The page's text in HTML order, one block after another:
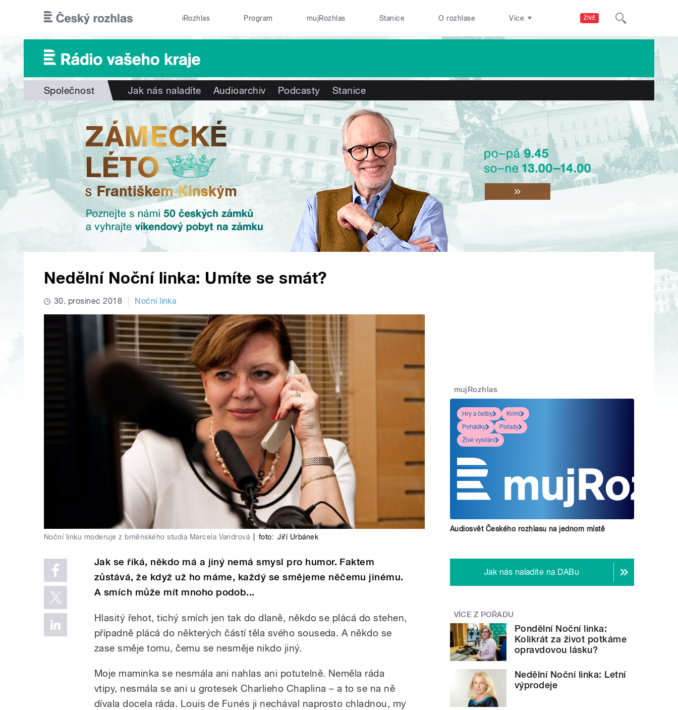
ŽIVĚ
iRozhlas Program mujRozhlas Stanice O rozhlase Více
Společnost Jak nás naladíte Audioarchiv Podcasty Stanice
Nedělní Noční linka: Umíte se smát?
30. prosinec 2018 Noční linka
Noční linku moderuje z brněnského studia Marcela Vandrová foto: Jiří Urbánek
Jak se říká, někdo má a jiný nemá smysl pro humor. Faktem
zůstává, že když už ho máme, každý se smějeme něčemu jinému.
A smích může mít mnoho podob...
Hlasitý řehot, tichý smích jen tak do dlaně, někdo se plácá do stehen,
případně plácá do některých částí těla svého souseda. A někdo se
zase směje tomu, čemu se nesměje nikdo jiný.
Moje maminka se nesmála ani nahlas ani potutelně. Neměla ráda
vtipy, nesmála se ani u grotesek Charlieho Chaplina – a to se na ně
dívala docela ráda. Louis de Funés ji nechával naprosto chladnou, my
mujRozhlas
Hry a četby
Krimi
Pohádky
Pořady
Živé vysílání
Audiosvět Českého rozhlasu na jednom místě
Jak nás naladíte na DABu
VÍCE Z POŘADU
Pondělní Noční linka:
Kolikrát za život potkáme
opravdovou lásku?
Nedělní Noční linka: Letní
výprodeje